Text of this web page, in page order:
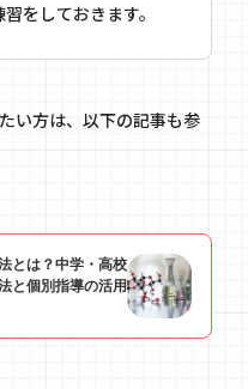
をしておきます。
い方は、以下の記事も参